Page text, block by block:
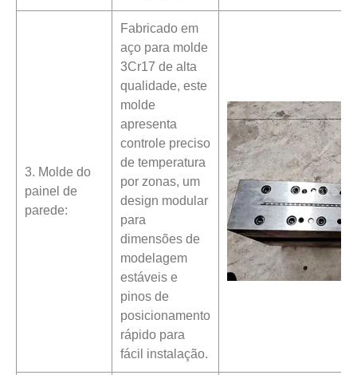
3. Molde do
painel de
parede:
Fabricado em
aço para molde
3Cr17 de alta
qualidade, este
molde
apresenta
controle preciso
de temperatura
por zonas, um
design modular
para
dimensões de
modelagem
estáveis ​​e
pinos de
posicionamento
rápido para
fácil instalação.